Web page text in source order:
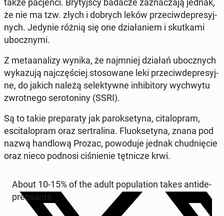
także pa­cjen­ci. Bry­tyj­scy badacze za­zna­cza­ją jednak,
że nie ma tzw. złych i dobrych leków prze­ciw­de­pre­syj­
nych. Jedynie różnią się one dzia­ła­niem i skut­ka­mi
ubocz­ny­mi.
Z me­ta­ana­li­zy wynika, że naj­mniej działań ubocz­nych
wy­ka­zu­ją naj­czę­ściej sto­so­wa­ne leki prze­ciw­de­pre­syj­
ne, do jakich należą se­lek­tyw­ne in­hi­bi­to­ry wy­chwy­tu
zwrot­ne­go se­ro­to­ni­ny (SSRI).
Są to takie pre­pa­ra­ty jak pa­rok­se­ty­na, ci­ta­lo­pram,
esci­ta­lo­pram oraz ser­tra­li­na. Flu­ok­se­ty­na, znana pod
nazwą han­dlo­wą Prozac, po­wo­du­je jednak chud­nię­cie
oraz nieco podnosi ci­śnie­nie tęt­ni­cze krwi.
About 10-15% of the adult po­pu­la­tion takes an­ti­de­
pres­sants